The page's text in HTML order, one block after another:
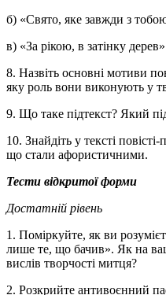
б) «Свято, яке завжди з
в) «За рікою, в затінку
8. Назвіть основні мотиви
яку роль вони виконують у
9. Що таке підтекст? Який
10. Знайдіть у тексті
що стали афористичними.
Тести відкритої форми
Достатній рівень
1. Поміркуйте, як ви
лише те, що бачив». Як на
вислів творчості митця?
2. Розкрийте антивоєнний